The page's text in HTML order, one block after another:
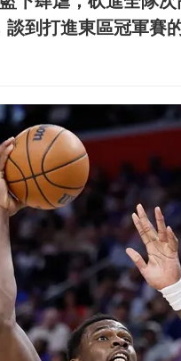
談到打進東區冠軍賽